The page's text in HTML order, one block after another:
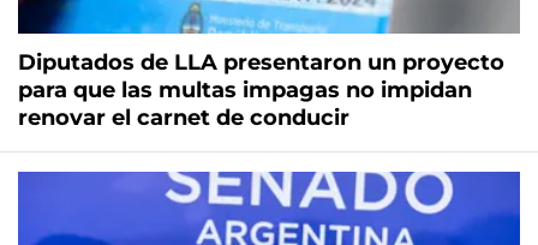
Diputados de LLA presentaron un proyecto
para que las multas impagas no impidan
renovar el carnet de conducir